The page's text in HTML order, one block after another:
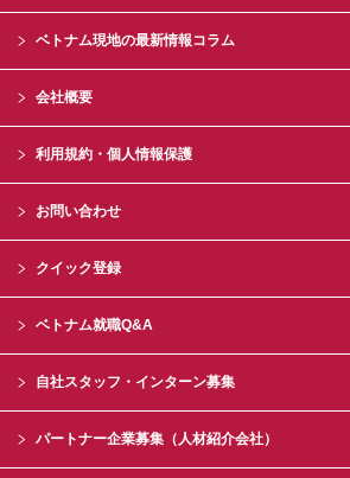
ベトナム現地の最新情報コラム
会社概要
利用規約・個人情報保護
お問い合わせ
クイック登録
ベトナム就職Q&A
自社スタッフ・インターン募集
パートナー企業募集（人材紹介会社）